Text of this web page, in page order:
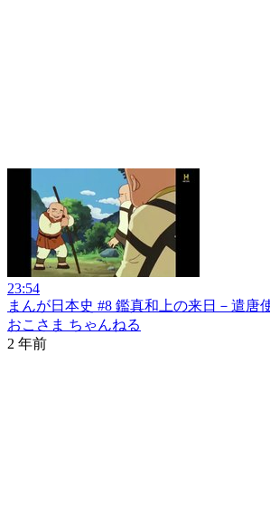
23:54
まんが日本史 #8 鑑真和上の来日－遣唐
おこさま ちゃんねる
2 年前